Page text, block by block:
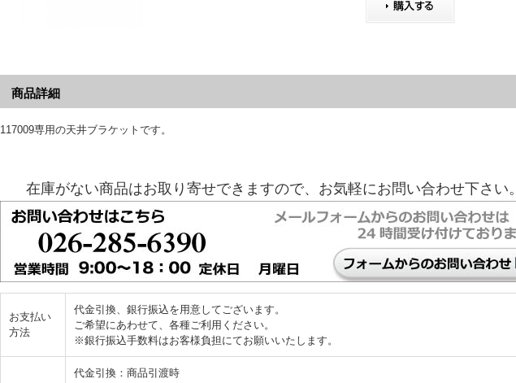
商品詳細
117009専用の天井ブラケットです。
在庫がない商品はお取り寄せできますので、お気軽にお問い合わせ下さい。
お支払い
方法
代金引換、銀行振込を用意してございます。
ご希望にあわせて、各種ご利用ください。
※銀行振込手数料はお客様負担にてお願いいたします。
代金引換：商品引渡時